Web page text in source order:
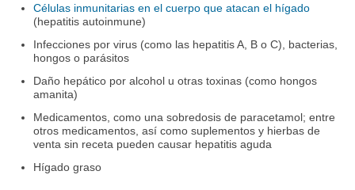
Células inmunitarias en el cuerpo que atacan el hígado
(hepatitis autoinmune)
Infecciones por virus (como las hepatitis A, B o C), bacterias,
hongos o parásitos
Daño hepático por alcohol u otras toxinas (como hongos
amanita)
Medicamentos, como una sobredosis de paracetamol; entre
otros medicamentos, así como suplementos y hierbas de
venta sin receta pueden causar hepatitis aguda
Hígado graso